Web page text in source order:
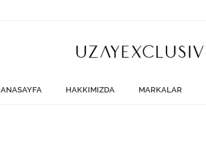
ANASAYFA HAKKIMIZDA MARKALAR